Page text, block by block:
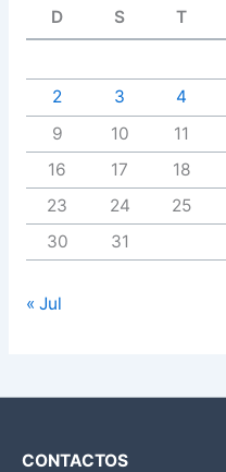
D S T
2
3 4
9
10 11
16
17 18
23
24 25
30
31
« Jul
CONTACTOS